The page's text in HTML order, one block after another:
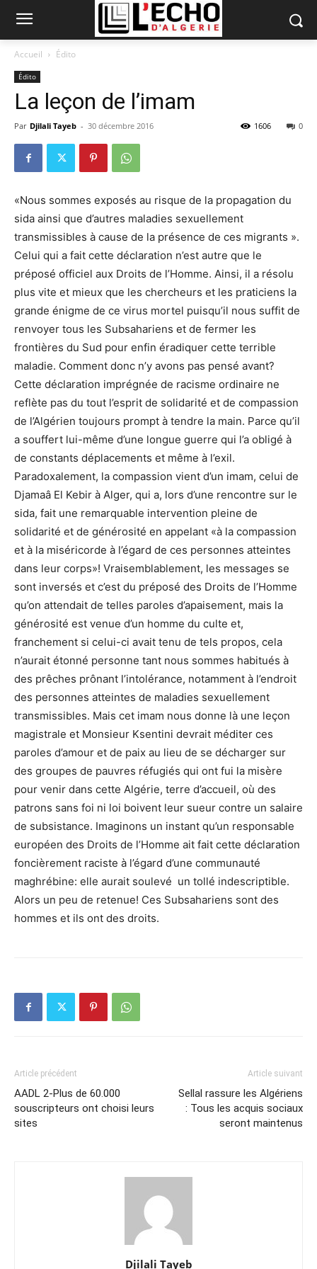
Accueil Édito
Édito
La leçon de l’imam
Par Djilali Tayeb - 30 décembre 2016 0
1606
«Nous sommes exposés au risque de la propagation du
sida ainsi que d’autres maladies sexuellement
transmissibles à cause de la présence de ces migrants ».
Celui qui a fait cette déclaration n’est autre que le
préposé officiel aux Droits de l’Homme. Ainsi, il a résolu
plus vite et mieux que les chercheurs et les praticiens la
grande énigme de ce virus mortel puisqu’il nous suffit de
renvoyer tous les Subsahariens et de fermer les
frontières du Sud pour enfin éradiquer cette terrible
maladie. Comment donc n’y avons pas pensé avant?
Cette déclaration imprégnée de racisme ordinaire ne
reflète pas du tout l’esprit de solidarité et de compassion
de l’Algérien toujours prompt à tendre la main. Parce qu’il
a souffert lui-même d’une longue guerre qui l’a obligé à
de constants déplacements et même à l’exil.
Paradoxalement, la compassion vient d’un imam, celui de
Djamaâ El Kebir à Alger, qui a, lors d’une rencontre sur le
sida, fait une remarquable intervention pleine de
solidarité et de générosité en appelant «à la compassion
et à la miséricorde à l’égard de ces personnes atteintes
dans leur corps»! Vraisemblablement, les messages se
sont inversés et c’est du préposé des Droits de l’Homme
qu’on attendait de telles paroles d’apaisement, mais la
générosité est venue d’un homme du culte et,
franchement si celui-ci avait tenu de tels propos, cela
n’aurait étonné personne tant nous sommes habitués à
des prêches prônant l’intolérance, notamment à l’endroit
des personnes atteintes de maladies sexuellement
transmissibles. Mais cet imam nous donne là une leçon
magistrale et Monsieur Ksentini devrait méditer ces
paroles d’amour et de paix au lieu de se décharger sur
des groupes de pauvres réfugiés qui ont fui la misère
pour venir dans cette Algérie, terre d’accueil, où des
patrons sans foi ni loi boivent leur sueur contre un salaire
de subsistance. Imaginons un instant qu’un responsable
européen des Droits de l’Homme ait fait cette déclaration
foncièrement raciste à l’égard d’une communauté
maghrébine: elle aurait soulevé un tollé indescriptible.
Alors un peu de retenue! Ces Subsahariens sont des
hommes et ils ont des droits.
Article précédent
AADL 2-Plus de 60.000
souscripteurs ont choisi leurs
sites
Article suivant
Sellal rassure les Algériens
: Tous les acquis sociaux
seront maintenus
Djilali Tayeb